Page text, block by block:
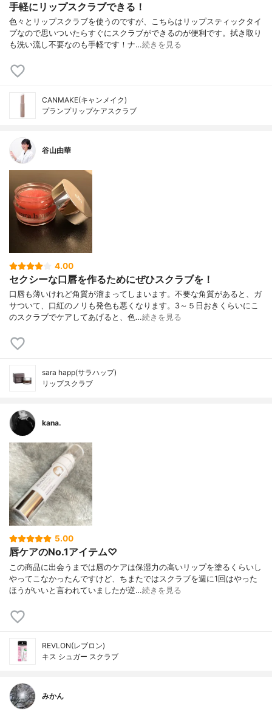
手軽にリップスクラブできる！
色々とリップスクラブを使うのですが、こちらはリップスティックタイ
プなので思いついたらすぐにスクラブができるのが便利です。拭き取り
も洗い流し不要なのも手軽です！ナ…続きを見る
CANMAKE(キャンメイク)
プランプリップケアスクラブ
谷山由華
4.00
セクシーな口唇を作るためにぜひスクラブを！
口唇も薄いけれど角質が溜まってしまいます。不要な角質があると、ガ
サついて、口紅のノリも発色も悪くなります。3～５日おきくらいにこ
のスクラブでケアしてあげると、色…続きを見る
sara happ(サラハップ)
リップスクラブ
kana.
5.00
唇ケアのNo.1アイテム♡
この商品に出会うまでは唇のケアは保湿力の高いリップを塗るくらいし
やってこなかったんですけど、ちまたではスクラブを週に1回はやった
ほうがいいと言われていましたが逆…続きを見る
REVLON(レブロン)
キス シュガー スクラブ
みかん